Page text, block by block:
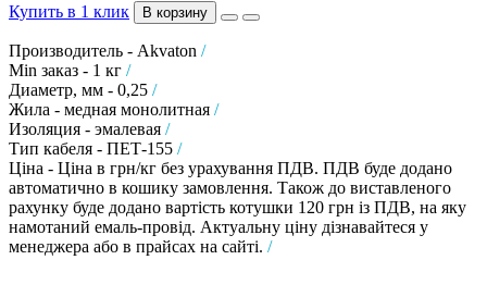
Купить в 1 клик В корзину
Производитель - Akvaton /
Min заказ - 1 кг /
Диаметр, мм - 0,25 /
Жила - медная монолитная /
Изоляция - эмалевая /
Тип кабеля - ПЕТ-155 /
Ціна - Ціна в грн/кг без урахування ПДВ. ПДВ буде додано
автоматично в кошику замовлення. Також до виставленого
рахунку буде додано вартість котушки 120 грн із ПДВ, на яку
намотаний емаль-провід. Актуальну ціну дізнавайтеся у
менеджера або в прайсах на сайті. /